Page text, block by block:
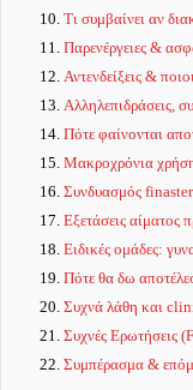
Τι συμβαίνει αν
Παρενέργειες &
Αντενδείξεις &
Αλληλεπιδράσεις,
Πότε φαίνονται
Μακροχρόνια
Συνδυασμός
Εξετάσεις αίματος
Ειδικές ομάδες:
Πότε θα δω
Συχνά λάθη και
Συχνές Ερωτήσεις
Συμπέρασμα &